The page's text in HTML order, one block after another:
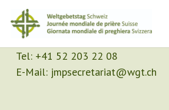
Contact
Secrétariat
Tel: +41 52 203 22 08
E-Mail: jmpsecretariat@wgt.ch